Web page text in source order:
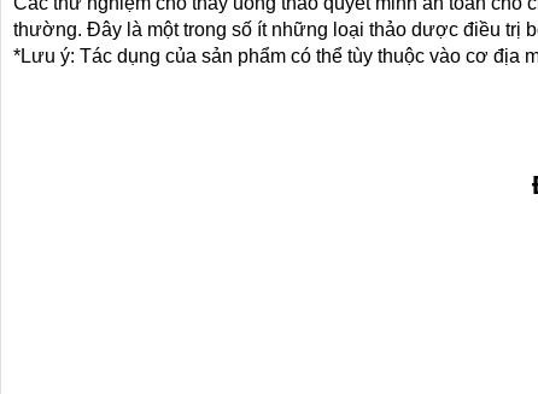
thường. Đây là một trong số ít những loại thảo dược điều trị
*Lưu ý: Tác dụng của sản phẩm có thể tùy thuộc vào cơ địa